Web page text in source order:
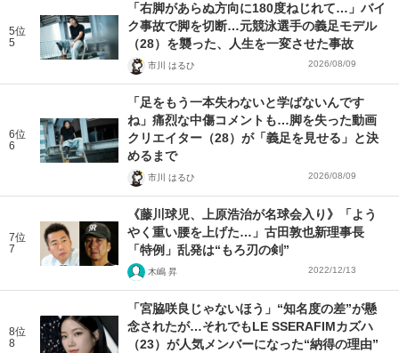
5位
5
「右脚があらぬ方向に180度ねじれて…」バイ
ク事故で脚を切断…元競泳選手の義足モデル
（28）を襲った、人生を一変させた事故
市川 はるひ 2026/08/09
6位
6
「足をもう一本失わないと学ばないんです
ね」痛烈な中傷コメントも…脚を失った動画
クリエイター（28）が「義足を見せる」と決
めるまで
市川 はるひ 2026/08/09
7位
7
《藤川球児、上原浩治が名球会入り》「よう
やく重い腰を上げた…」古田敦也新理事長
「特例」乱発は“もろ刃の剣”
木嶋 昇 2022/12/13
8位
8
「宮脇咲良じゃないほう」“知名度の差”が懸
念されたが…それでもLE SSERAFIMカズハ
（23）が人気メンバーになった“納得の理由”